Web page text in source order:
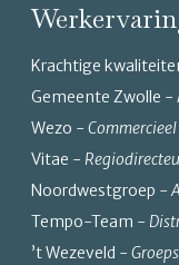
Krachtige
Gemeente Zwolle -
Wezo -
Vitae -
Noordwestgroep -
Tempo-Team -
’t Wezeveld -